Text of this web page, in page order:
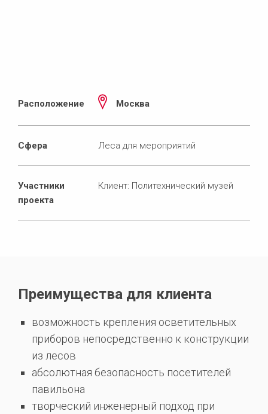
Расположение Москва
Сфера Леса для мероприятий
Участники
проекта
Клиент: Политехнический музей
Преимущества для клиента
возможность крепления осветительных
приборов непосредственно к конструкции
из лесов
абсолютная безопасность посетителей
павильона
творческий инженерный подход при